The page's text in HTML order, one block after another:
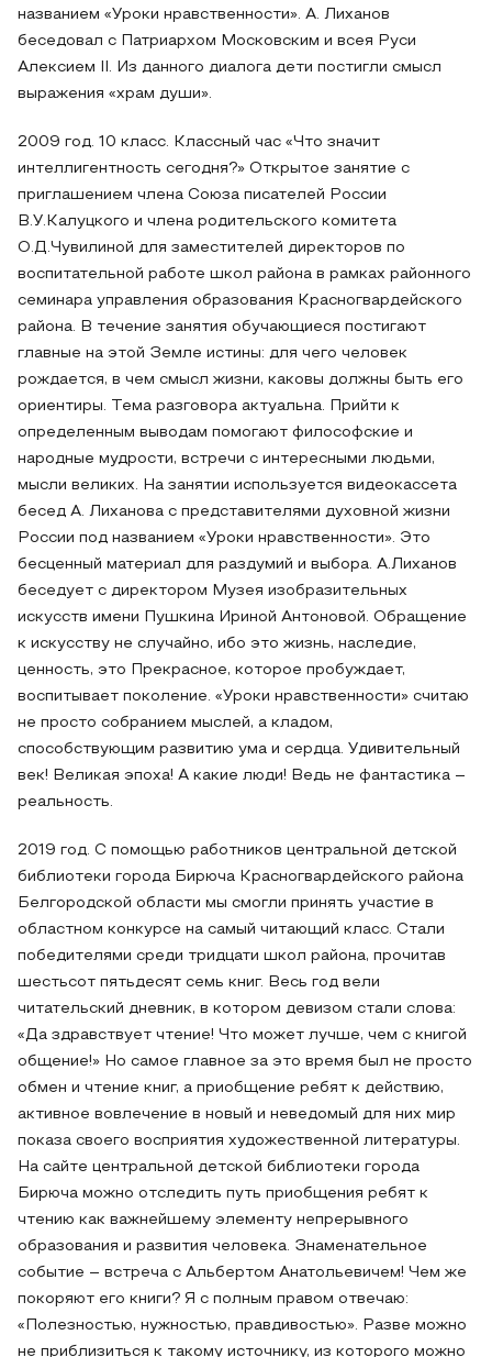
названием «Уроки нравственности». А. Лиханов
беседовал с Патриархом Московским и всея Руси
Алексием II. Из данного диалога дети постигли смысл
выражения «храм души».
2009 год. 10 класс. Классный час «Что значит
интеллигентность сегодня?» Открытое занятие с
приглашением члена Союза писателей России
В.У.Калуцкого и члена родительского комитета
О.Д.Чувилиной для заместителей директоров по
воспитательной работе школ района в рамках районного
семинара управления образования Красногвардейского
района. В течение занятия обучающиеся постигают
главные на этой Земле истины: для чего человек
рождается, в чем смысл жизни, каковы должны быть его
ориентиры. Тема разговора актуальна. Прийти к
определенным выводам помогают философские и
народные мудрости, встречи с интересными людьми,
мысли великих. На занятии используется видеокассета
бесед А. Лиханова с представителями духовной жизни
России под названием «Уроки нравственности». Это
бесценный материал для раздумий и выбора. А.Лиханов
беседует с директором Музея изобразительных
искусств имени Пушкина Ириной Антоновой. Обращение
к искусству не случайно, ибо это жизнь, наследие,
ценность, это Прекрасное, которое пробуждает,
воспитывает поколение. «Уроки нравственности» считаю
не просто собранием мыслей, а кладом,
способствующим развитию ума и сердца. Удивительный
век! Великая эпоха! А какие люди! Ведь не фантастика –
реальность.
2019 год. С помощью работников центральной детской
библиотеки города Бирюча Красногвардейского района
Белгородской области мы смогли принять участие в
областном конкурсе на самый читающий класс. Стали
победителями среди тридцати школ района, прочитав
шестьсот пятьдесят семь книг. Весь год вели
читательский дневник, в котором девизом стали слова:
«Да здравствует чтение! Что может лучше, чем с книгой
общение!» Но самое главное за это время был не просто
обмен и чтение книг, а приобщение ребят к действию,
активное вовлечение в новый и неведомый для них мир
показа своего восприятия художественной литературы.
На сайте центральной детской библиотеки города
Бирюча можно отследить путь приобщения ребят к
чтению как важнейшему элементу непрерывного
образования и развития человека. Знаменательное
событие – встреча с Альбертом Анатольевичем! Чем же
покоряют его книги? Я с полным правом отвечаю:
«Полезностью, нужностью, правдивостью». Разве можно
не приблизиться к такому источнику, из которого можно